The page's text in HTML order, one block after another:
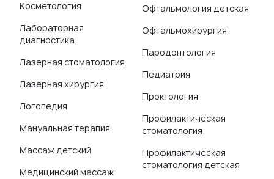
Косметология
Лабораторная
диагностика
Лазерная стоматология
Лазерная хирургия
Логопедия
Мануальная терапия
Массаж детский
Медицинский массаж
Офтальмология детская
Офтальмохирургия
Пародонтология
Педиатрия
Проктология
Профилактическая
стоматология
Профилактическая
стоматология детская